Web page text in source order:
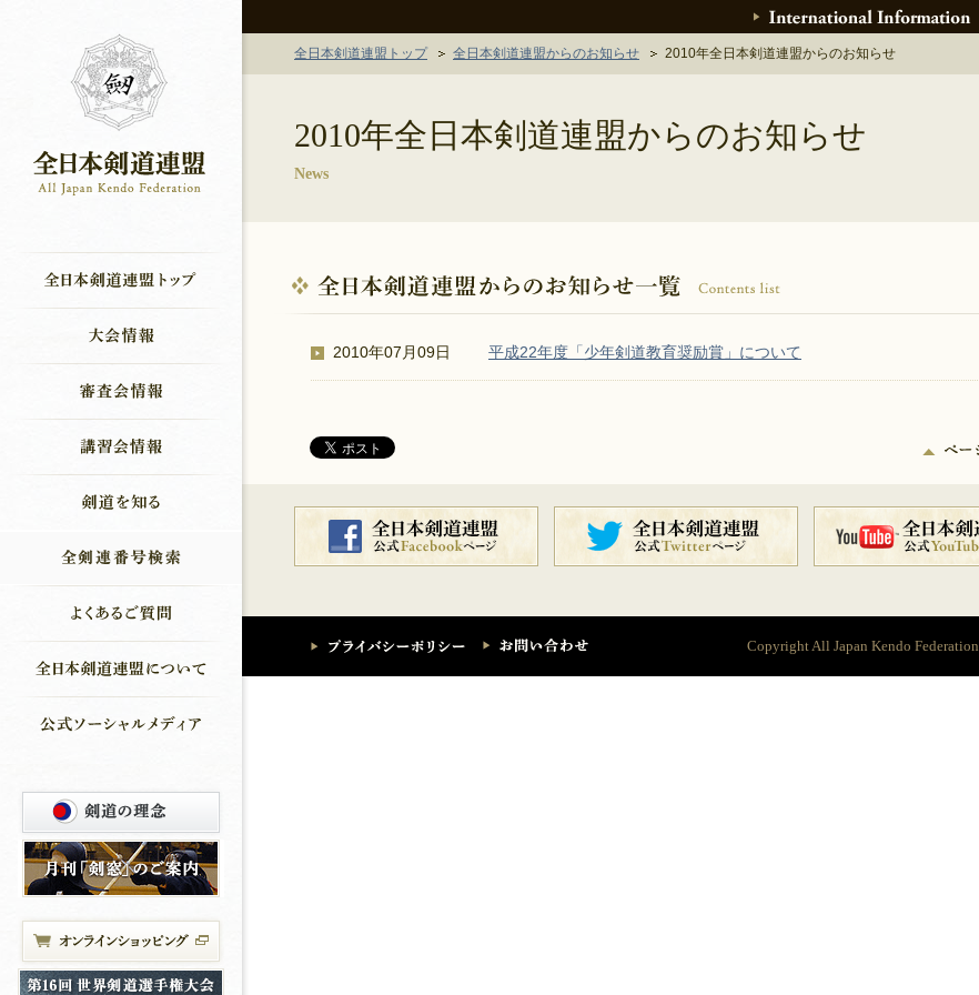
全日本剣道連盟トップ 全日本剣道連盟からのお知らせ 2010年全日本剣道連盟からのお知らせ
2010年全日本剣道連盟からのお知らせ
News
2010年07月09日 平成22年度「少年剣道教育奨励賞」について
Copyright All Japan Kendo Federation